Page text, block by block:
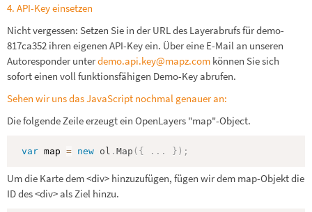
4. API-Key einsetzen
Nicht vergessen: Setzen Sie in der URL des Layerabrufs für demo-
817ca352 ihren eigenen API-Key ein. Über eine E-Mail an unseren
Autoresponder unterdemo.api.key@mapz.com können Sie sich
sofort einen voll funktionsfähigen Demo-Key abrufen.
Sehen wir uns das JavaScript nochmal genauer an:
Die folgende Zeile erzeugt ein OpenLayers "map"-Object.
var map = new ol . Map ( { . . . } ) ;
Um die Karte dem <div> hinzuzufügen, fügen wir dem map-Objekt die
ID des <div> als Ziel hinzu.